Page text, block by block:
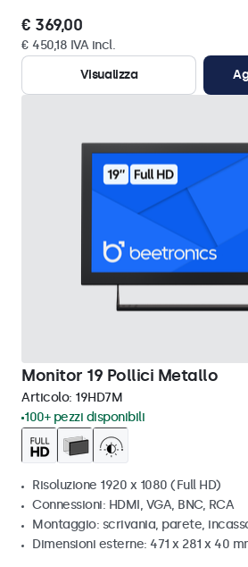
€ 369,00
€ 450,18 IVA incl.
Visualizza
Monitor 19 Pollici Metallo
Articolo: 19HD7M
100+ pezzi disponibili
Risoluzione 1920 x 1080 (Full HD)
Connessioni: HDMI, VGA, BNC, RCA
Montaggio: scrivania, parete,
Dimensioni esterne: 471 x 281 x 40